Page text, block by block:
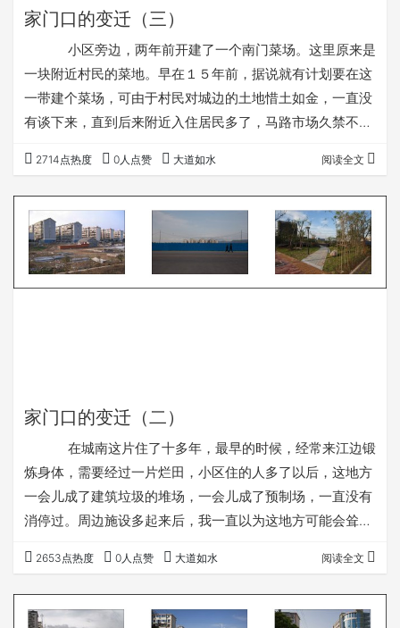
家门口的变迁（三）
小区旁边，两年前开建了一个南门菜场。这里原来是
一块附近村民的菜地。早在１５年前，据说就有计划要在这
一带建个菜场，可由于村民对城边的土地惜土如金，一直没
有谈下来，直到后来附近入住居民多了，马路市场久禁不
不是所有的建筑对地貌的变动都让人感觉赏心悦目，这一块
就是，我感觉还是原来的田园风光更美。当然这仅是我的个
人感受，城市的扩展，是无法阻挡的历史潮流。 第
一个角度，向东北方向拍摄： ２００４年８月
８日。 ２００８年４月２５日，开始动土…
2714点热度 0人点赞 大道如水 阅读全文
家门口的变迁（二）
在城南这片住了十多年，最早的时候，经常来江边锻
炼身体，需要经过一片烂田，小区住的人多了以后，这地方
一会儿成了建筑垃圾的堆场，一会儿成了预制场，一直没有
消停过。周边施设多起来后，我一直以为这地方可能会耸立
下来，经过这地方，经常要拍一些照片，时间长了，慢慢见
证了一些变化，发现同一个角度的景象，看上去蛮有意思
的。 第一个角度 ２００４年１月２１
2653点热度 0人点赞 大道如水 阅读全文